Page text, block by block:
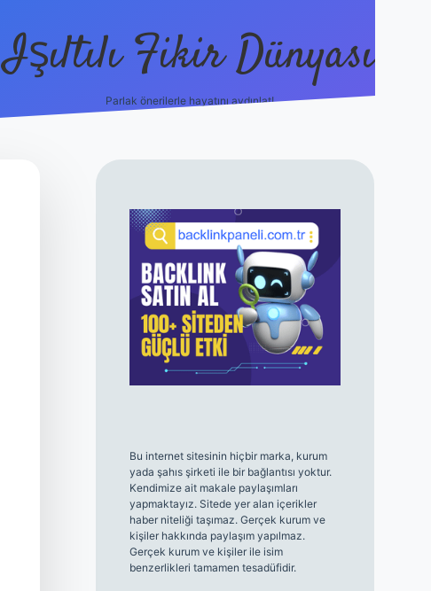
Işıltılı Fikir Dünyası
Parlak önerilerle hayatını aydınlat!
SIDEBAR
Bu internet sitesinin hiçbir marka, kurum
yada şahıs şirketi ile bir bağlantısı yoktur.
Kendimize ait makale paylaşımları
yapmaktayız. Sitede yer alan içerikler
haber niteliği taşımaz. Gerçek kurum ve
kişiler hakkında paylaşım yapılmaz.
Gerçek kurum ve kişiler ile isim
benzerlikleri tamamen tesadüfidir.
ilbet canlı maç izle